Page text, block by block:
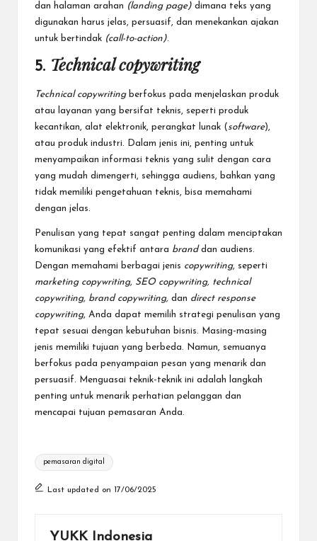
dan halaman arahan (landing page) dimana teks yang
digunakan harus jelas, persuasif, dan menekankan ajakan
untuk bertindak (call-to-action).
5. Technical copywriting
Technical copywriting berfokus pada menjelaskan produk
atau layanan yang bersifat teknis, seperti produk
kecantikan, alat elektronik, perangkat lunak ( software),
atau produk industri. Dalam jenis ini, penting untuk
menyampaikan informasi teknis yang sulit dengan cara
yang mudah dimengerti, sehingga audiens, bahkan yang
tidak memiliki pengetahuan teknis, bisa memahami
dengan jelas.
Penulisan yang tepat sangat penting dalam menciptakan
komunikasi yang efektif antara brand dan audiens.
Dengan memahami berbagai jenis copywriting, seperti
marketing copywriting, SEO copywriting, technical
copywriting, brand copywriting, dan direct response
copywriting, Anda dapat memilih strategi penulisan yang
tepat sesuai dengan kebutuhan bisnis. Masing-masing
jenis memiliki tujuan yang berbeda. Namun, semuanya
berfokus pada penyampaian pesan yang menarik dan
persuasif. Menguasai teknik-teknik ini adalah langkah
penting untuk menarik perhatian pelanggan dan
mencapai tujuan pemasaran Anda.
Tags:
pemasaran digital
Last updated on 17/06/2025
YUKK Indonesia